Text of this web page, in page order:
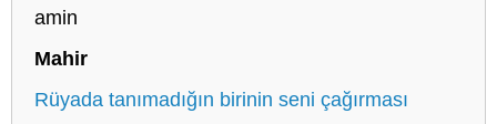
amin
Mahir
Rüyada tanımadığın birinin seni çağırması